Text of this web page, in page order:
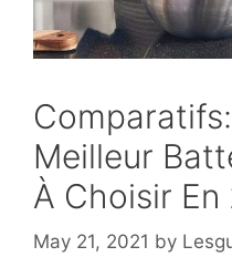
Meilleur
À Choisir En
May 21, 2021 by